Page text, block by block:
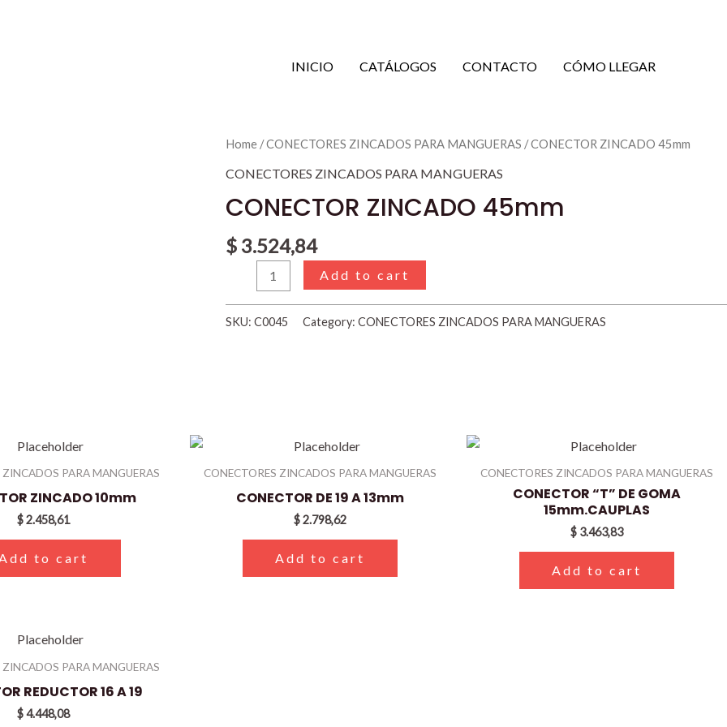
INICIO CATÁLOGOS CONTACTO CÓMO LLEGAR
Home/CONECTORES ZINCADOS PARA MANGUERAS / CONECTOR ZINCADO 45mm
CONECTORES ZINCADOS PARA MANGUERAS
CONECTOR ZINCADO 45mm
$3.524,84
CONECTOR
quantity
Add to cart
SKU: C0045 Category: CONECTORES ZINCADOS PARA MANGUERAS
ZINCADOS PARA MANGUERAS
ZINCADO 10mm
$2.458,61
to cart
CONECTORES ZINCADOS PARA MANGUERAS
CONECTOR DE 19 A 13mm
$2.798,62
Add to cart
CONECTORES ZINCADOS PARA MANGUERAS
CONECTOR “T” DE GOMA
15mm.CAUPLAS
$ 3.463,83
Add to cart
ZINCADOS PARA MANGUERAS
REDUCTOR 16 A 19
$4.448,08